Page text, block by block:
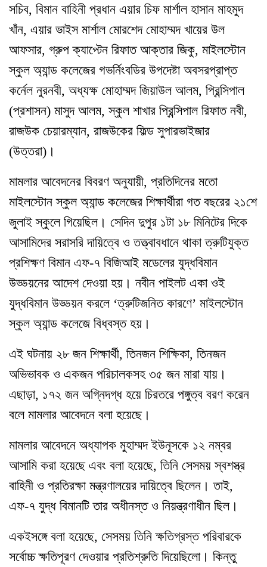
সচিব, বিমান বাহিনী প্রধান এয়ার চিফ মার্শাল হাসান মাহমুদ
খাঁন, এয়ার ভাইস মার্শাল মোরশেদ মোহাম্মদ খায়ের উল
আফসার, গ্রুপ ক্যাপ্টেন রিফাত আক্তার জিকু, মাইলস্টোন
স্কুল অ্যান্ড কলেজের গভর্নিংবডির উপদেষ্টা অবসরপ্রাপ্ত
কর্নেল নুরনবী, অধ্যক্ষ মোহাম্মদ জিয়াউল আলম, প্রিন্সিপাল
(প্রশাসন) মাসুদ আলম, স্কুল শাখার প্রিন্সিপাল রিফাত নবী,
রাজউক চেয়ারম্যান, রাজউকের ফিল্ড সুপারভাইজার
(উত্তরা)।
মামলার আবেদনের বিবরণ অনুযায়ী, প্রতিদিনের মতো
মাইলস্টোন স্কুল অ্যান্ড কলেজের শিক্ষার্থীরা গত বছরের ২১শে
জুলাই স্কুলে গিয়েছিল। সেদিন দুপুর ১টা ১৮ মিনিটের দিকে
আসামিদের সরাসরি দায়িত্বে ও তত্ত্বাবধানে থাকা ত্রুটিযুক্ত
প্রশিক্ষণ বিমান এফ-৭ বিজিআই মডেলের যুদ্ধবিমান
উড্ডয়নের আদেশ দেওয়া হয়। নবীন পাইলট একা ওই
যুদ্ধবিমান উড্ডয়ন করলে ‘ত্রুটিজনিত কারণে’ মাইলস্টোন
স্কুল অ্যান্ড কলেজে বিধ্বস্ত হয়।
এই ঘটনায় ২৮ জন শিক্ষার্থী, তিনজন শিক্ষিকা, তিনজন
অভিভাবক ও একজন পরিচালকসহ ৩৫ জন মারা যায়।
এছাড়া, ১৭২ জন অগ্নিদগ্ধ হয়ে চিরতরে পঙ্গুত্ব বরণ করেন
বলে মামলার আবেদনে বলা হয়েছে।
মামলার আবেদনে অধ্যাপক মুহাম্মদ ইউনূসকে ১২ নম্বর
আসামি করা হয়েছে এবং বলা হয়েছে, তিনি সেসময় স্বশস্ত্র
বাহিনী ও প্রতিরক্ষা মন্ত্রণালয়ের দায়িত্বে ছিলেন। তাই,
এফ-৭ যুদ্ধ বিমানটি তার অধীনস্ত ও নিয়ন্ত্রণাধীন ছিল।
একইসঙ্গে বলা হয়েছে, সেসময় তিনি ক্ষতিগ্রস্ত পরিবারকে
সর্বোচ্চ ক্ষতিপূরণ দেওয়ার প্রতিশ্রুতি দিয়েছিলো। কিন্তু